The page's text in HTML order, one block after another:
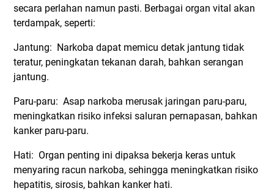
secara perlahan namun pasti. Berbagai organ vital akan
terdampak, seperti:
Jantung: Narkoba dapat memicu detak jantung tidak
teratur, peningkatan tekanan darah, bahkan serangan
jantung.
Paru-paru: Asap narkoba merusak jaringan paru-paru,
meningkatkan risiko infeksi saluran pernapasan, bahkan
kanker paru-paru.
Hati: Organ penting ini dipaksa bekerja keras untuk
menyaring racun narkoba, sehingga meningkatkan risiko
hepatitis, sirosis, bahkan kanker hati.